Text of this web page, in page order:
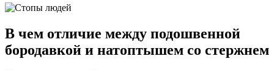
В чем отличие между подошвенной
бородавкой и натоптышем со стержнем